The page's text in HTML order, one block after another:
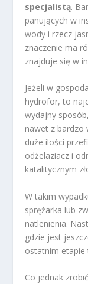
specjalistą.
panujących w
wody i rzecz
znaczenie ma
znajduje się w
Jeżeli w
hydrofor, to
wydajny
nawet z bardzo
duże ilości
odżelaziacz i
katalitycznym
W takim
sprężarka lub
natlenienia.
gdzie jest
ostatnim etapie
Co jednak